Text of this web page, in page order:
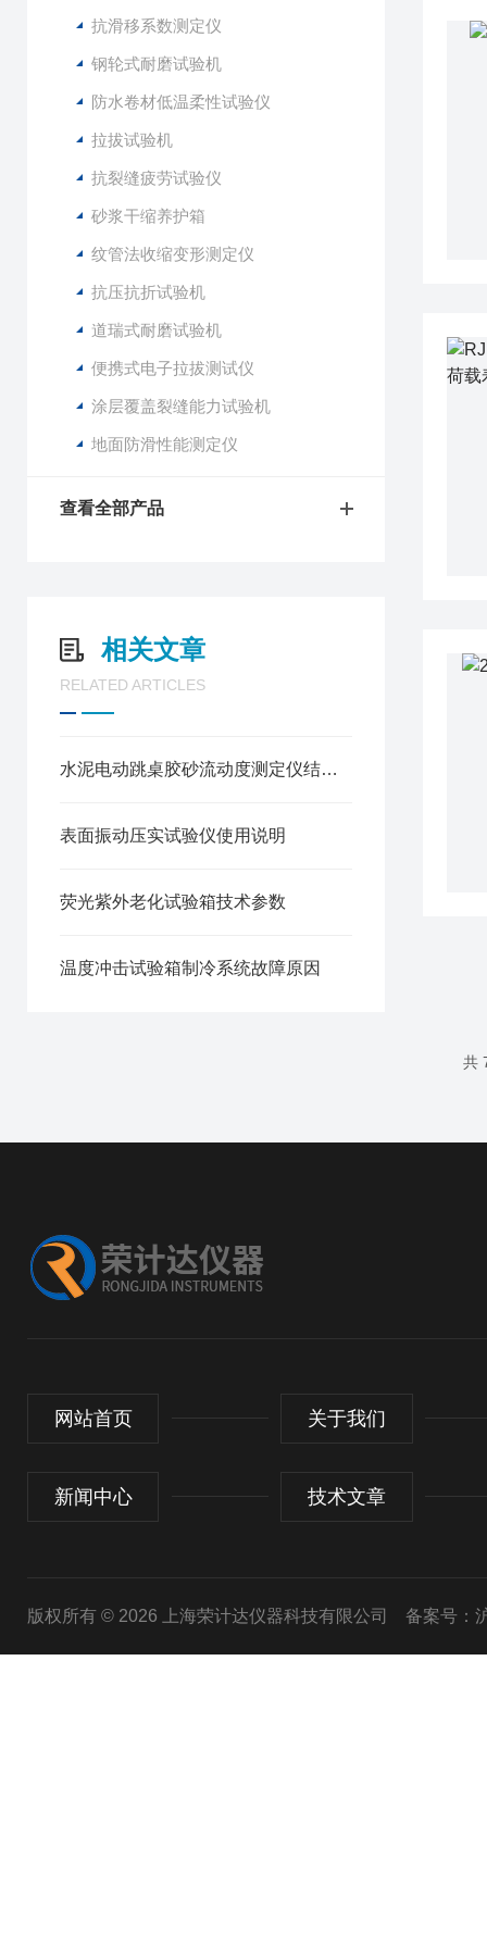
抗滑移系数测定仪
钢轮式耐磨试验机
防水卷材低温柔性试验仪
拉拔试验机
抗裂缝疲劳试验仪
砂浆干缩养护箱
纹管法收缩变形测定仪
抗压抗折试验机
道瑞式耐磨试验机
便携式电子拉拔测试仪
涂层覆盖裂缝能力试验机
地面防滑性能测定仪
查看全部产品
相关文章
RELATED ARTICLES
水泥电动跳桌胶砂流动度测定仪结构简图
表面振动压实试验仪使用说明
荧光紫外老化试验箱技术参数
温度冲击试验箱制冷系统故障原因
共
网站首页 关于我们
新闻中心 技术文章
版权所有 © 2026 上海荣计达仪器科技有限公司 备案号：